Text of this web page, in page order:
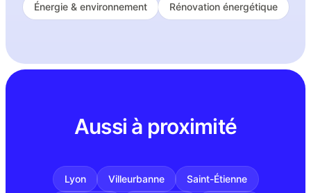
Énergie & environnement Rénovation énergétique
Aussi à proximité
Lyon Villeurbanne Saint-Étienne